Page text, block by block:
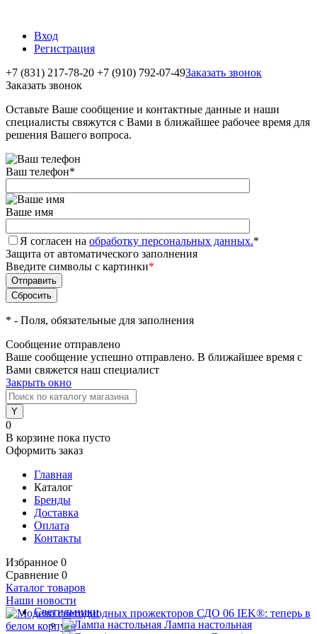
Вход
Регистрация
+7 (831) 217-78-20 +7 (910) 792-07-49Заказать звонок
Заказать звонок
Оставьте Ваше сообщение и контактные данные и наши
специалисты свяжутся с Вами в ближайшее рабочее время для
решения Вашего вопроса.
Ваш телефон*
Ваше имя
Я согласен на обработку персональных данных.*
Защита от автоматического заполнения
Введите символы с картинки*
* - Поля, обязательные для заполнения
Сообщение отправлено
Ваше сообщение успешно отправлено. В ближайшее время с
Вами свяжется наш специалист
Закрыть окно
0
В корзине пока пусто
Оформить заказ
Главная
Каталог
Бренды
Доставка
Оплата
Контакты
Избранное 0
Сравнение 0
Каталог товаров
Светильники
Лампа настольная
Наши новости